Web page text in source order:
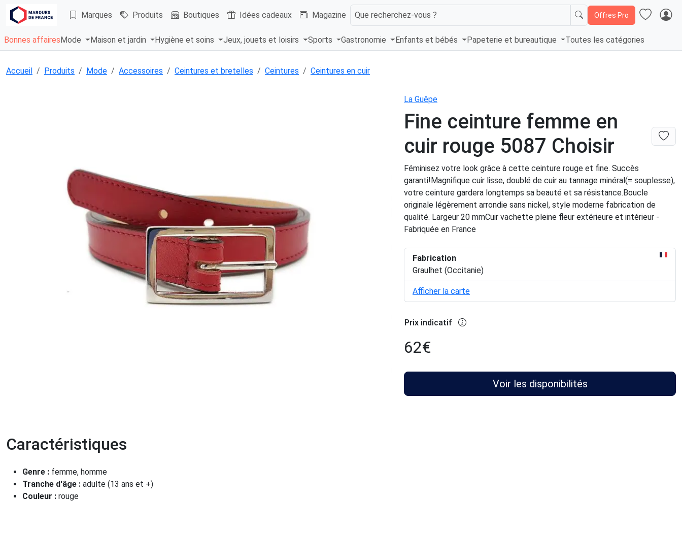
Marques Produits Boutiques Idées cadeaux Magazine Que recherchez-vous ? Offres Pro
Bonnes affaires Mode Maison et jardin Hygiène et soins Jeux, jouets et loisirs Sports Gastronomie Enfants et bébés Papeterie et bureautique Toutes les catégories
Accueil Produits Mode Accessoires Ceintures et bretelles Ceintures Ceintures en cuir
La Guêpe
Fine ceinture femme en
cuir rouge 5087 Choisir
Féminisez votre look grâce à cette ceinture rouge et fine. Succès
garanti!Magnifique cuir lisse, doublé de cuir au tannage minéral(= souplesse),
votre ceinture gardera longtemps sa beauté et sa résistance.Boucle
originale légèrement arrondie sans nickel, style moderne fabrication de
qualité. Largeur 20 mmCuir vachette pleine fleur extérieure et intérieur -
Fabriquée en France
Fabrication
Graulhet (Occitanie)
Afficher la carte
Prix indicatif
62€
Voir les disponibilités
Caractéristiques
Genre : femme, homme
Tranche d'âge : adulte (13 ans et +)
Couleur : rouge